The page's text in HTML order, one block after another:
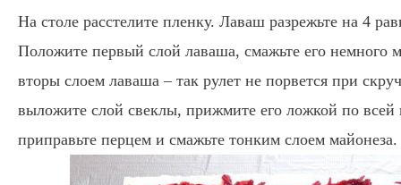
На столе расстелите пленку. Лаваш разрежьте на 4
Положите первый слой лаваша, смажьте его немного
вторы слоем лаваша – так рулет не порвется при
выложите слой свеклы, прижмите его ложкой по всей
приправьте перцем и смажьте тонким слоем